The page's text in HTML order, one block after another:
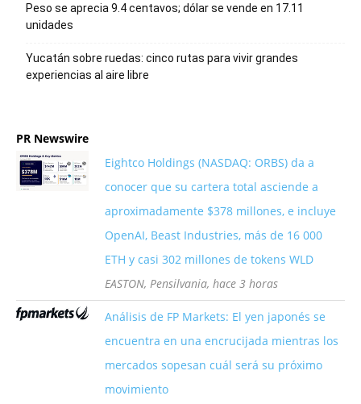
Peso se aprecia 9.4 centavos; dólar se vende en 17.11
unidades
Yucatán sobre ruedas: cinco rutas para vivir grandes
experiencias al aire libre
PR Newswire
Eightco Holdings (NASDAQ: ORBS) da a
conocer que su cartera total asciende a
aproximadamente $378 millones, e incluye
OpenAI, Beast Industries, más de 16 000
ETH y casi 302 millones de tokens WLD
EASTON, Pensilvania, hace 3 horas
Análisis de FP Markets: El yen japonés se
encuentra en una encrucijada mientras los
mercados sopesan cuál será su próximo
movimiento